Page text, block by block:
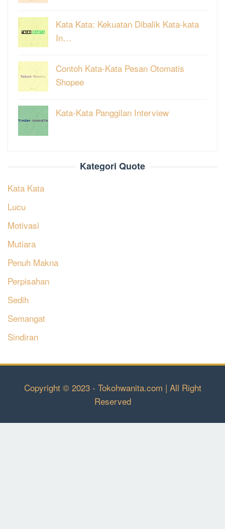
Kata Kata: Kekuatan Dibalik Kata-kata
In…
Contoh Kata-Kata Pesan Otomatis
Shopee
Kata-Kata Panggilan Interview
Kategori Quote
Kata Kata
Lucu
Motivasi
Mutiara
Penuh Makna
Perpisahan
Sedih
Semangat
Sindiran
Copyright © 2023 - Tokohwanita.com | All Right
Reserved